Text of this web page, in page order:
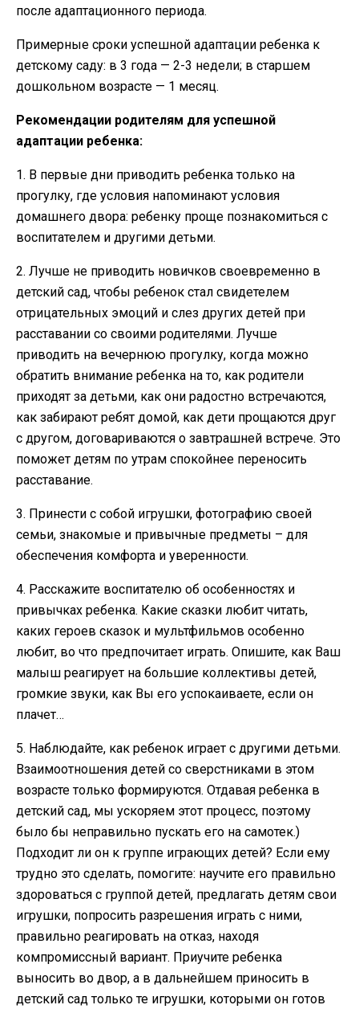
после адаптационного периода.
Примерные сроки успешной адаптации ребенка к
детскому саду: в 3 года — 2-3 недели; в старшем
дошкольном возрасте — 1 месяц.
Рекомендации родителям для успешной
адаптации ребенка:
1. В первые дни приводить ребенка только на
прогулку, где условия напоминают условия
домашнего двора: ребенку проще познакомиться с
воспитателем и другими детьми.
2. Лучше не приводить новичков своевременно в
детский сад, чтобы ребенок стал свидетелем
отрицательных эмоций и слез других детей при
расставании со своими родителями. Лучше
приводить на вечернюю прогулку, когда можно
обратить внимание ребенка на то, как родители
приходят за детьми, как они радостно встречаются,
как забирают ребят домой, как дети прощаются друг
с другом, договариваются о завтрашней встрече. Это
поможет детям по утрам спокойнее переносить
расставание.
3. Принести с собой игрушки, фотографию своей
семьи, знакомые и привычные предметы – для
обеспечения комфорта и уверенности.
4. Расскажите воспитателю об особенностях и
привычках ребенка. Какие сказки любит читать,
каких героев сказок и мультфильмов особенно
любит, во что предпочитает играть. Опишите, как Ваш
малыш реагирует на большие коллективы детей,
громкие звуки, как Вы его успокаиваете, если он
плачет…
5. Наблюдайте, как ребенок играет с другими детьми.
Взаимоотношения детей со сверстниками в этом
возрасте только формируются. Отдавая ребенка в
детский сад, мы ускоряем этот процесс, поэтому
было бы неправильно пускать его на самотек.)
Подходит ли он к группе играющих детей? Если ему
трудно это сделать, помогите: научите его правильно
здороваться с группой детей, предлагать детям свои
игрушки, попросить разрешения играть с ними,
правильно реагировать на отказ, находя
компромиссный вариант. Приучите ребенка
выносить во двор, а в дальнейшем приносить в
детский сад только те игрушки, которыми он готов